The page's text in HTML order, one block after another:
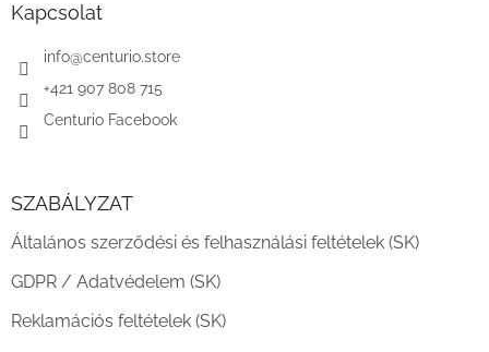
Kapcsolat
info@centurio.store
+421 907 808 715
Centurio Facebook
SZABÁLYZAT
Általános szerződési és felhasználási feltételek (SK)
GDPR / Adatvédelem (SK)
Reklamációs feltételek (SK)